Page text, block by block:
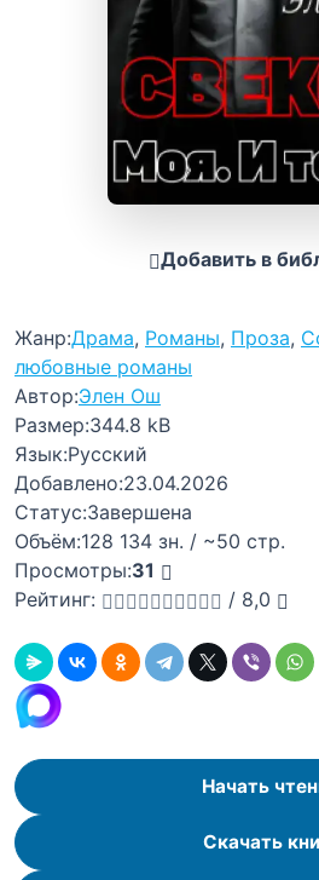
Добавить в
Жанр:Драма, Романы, Проза,
любовные романы
Автор:Элен Ош
Размер:344.8 kB
Язык:Русский
Добавлено:23.04.2026
Статус:Завершена
Объём:128 134 зн. / ~50 стр.
Просмотры:31
Рейтинг:
/ 8,0
Начать
Скачать